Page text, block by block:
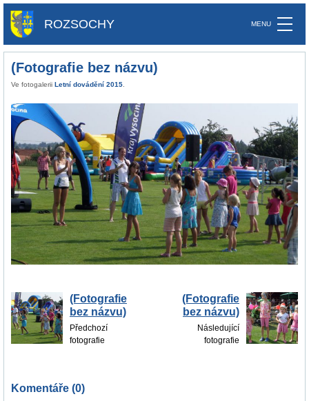
ROZSOCHY
(Fotografie bez názvu)
Ve fotogalerii Letní dovádění 2015
(Fotografie
bez názvu)
Předchozí
fotografie
(Fotografie
bez názvu)
Následující
fotografie
Komentáře (0)